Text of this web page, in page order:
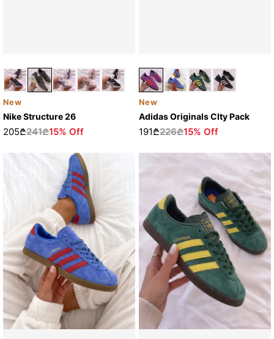
New
Nike Structure 26
205₾241₾15% Off
New
Adidas Originals CIty Pack
191₾226₾15% Off